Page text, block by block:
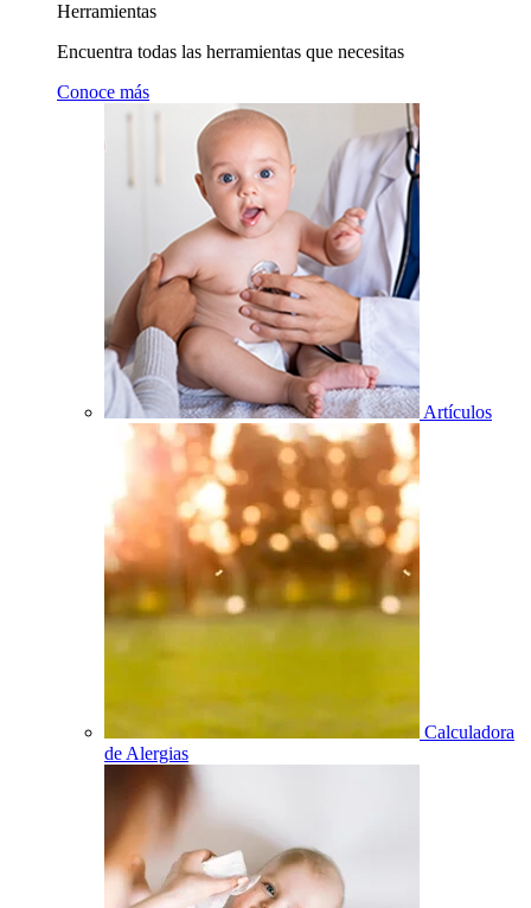
Herramientas
Encuentra todas las herramientas que necesitas
Conoce más
Artículos
Calculadora
de Alergias